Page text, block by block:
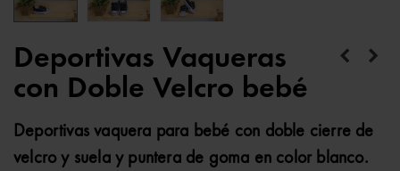
Deportivas Vaqueras
con Doble Velcro bebé
Deportivas vaquera para bebé con doble cierre de
velcro y suela y puntera de goma en color blanco.